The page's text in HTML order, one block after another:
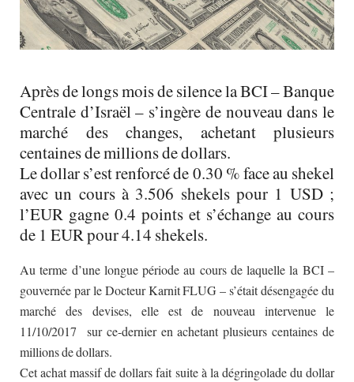
Après de longs mois de silence la BCI – Banque
Centrale d’Israël – s’ingère de nouveau dans le
marché des changes, achetant plusieurs
centaines de millions de dollars.
Le dollar s’est renforcé de 0.30 % face au shekel
avec un cours à 3.506 shekels pour 1 USD ;
l’EUR gagne 0.4 points et s’échange au cours
de 1 EUR pour 4.14 shekels.
Au terme d’une longue période au cours de laquelle la BCI –
gouvernée par le Docteur Karnit FLUG – s’était désengagée du
marché des devises, elle est de nouveau intervenue le
11/10/2017 sur ce-dernier en achetant plusieurs centaines de
millions de dollars.
Cet achat massif de dollars fait suite à la dégringolade du dollar